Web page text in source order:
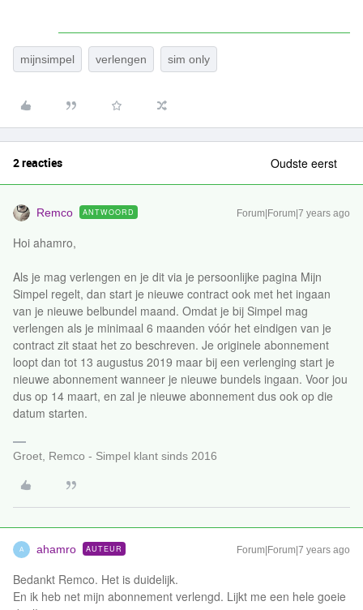
mijnsimpel verlengen sim only
2 reacties Oudste eerst
Remco ANTWOORD Forum|Forum|7 years ago
Hoi ahamro,
Als je mag verlengen en je dit via je persoonlijke pagina Mijn
Simpel regelt, dan start je nieuwe contract ook met het ingaan
van je nieuwe belbundel maand. Omdat je bij Simpel mag
verlengen als je minimaal 6 maanden vóór het eindigen van je
contract zit staat het zo beschreven. Je originele abonnement
loopt dan tot 13 augustus 2019 maar bij een verlenging start je
nieuwe abonnement wanneer je nieuwe bundels ingaan. Voor jou
dus op 14 maart, en zal je nieuwe abonnement dus ook op die
datum starten.
Groet, Remco - Simpel klant sinds 2016
A ahamro AUTEUR Forum|Forum|7 years ago
Bedankt Remco. Het is duidelijk.
En ik heb net mijn abonnement verlengd. Lijkt me een hele goeie